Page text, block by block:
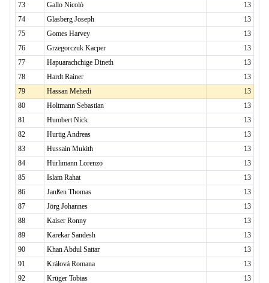
73
Gallo Nicolò
13
74
Glasberg Joseph
13
75
Gomes Harvey
13
76
Grzegorczuk Kacper
13
77
Hapuarachchige Dineth
13
78
Hardt Rainer
13
79
Hassan Mehedi
13
80
Holtmann Sebastian
13
81
Humbert Nick
13
82
Hurtig Andreas
13
83
Hussain Mukith
13
84
Hürlimann Lorenzo
13
85
Islam Rahat
13
86
Janßen Thomas
13
87
Jörg Johannes
13
88
Kaiser Ronny
13
89
Karekar Sandesh
13
90
Khan Abdul Sattar
13
91
Králová Romana
13
92
Krüger Tobias
13